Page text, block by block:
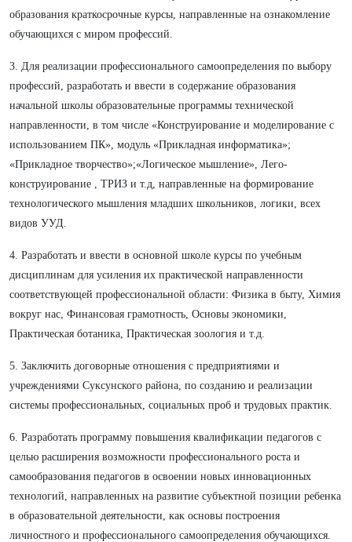
образования краткосрочные курсы, направленные на ознакомление
обучающихся с миром профессий.
3. Для реализации профессионального самоопределения по выбору
профессий, разработать и ввести в содержание образования
начальной школы образовательные программы технической
направленности, в том числе «Конструирование и моделирование с
использованием ПК», модуль «Прикладная информатика»;
«Прикладное творчество»;«Логическое мышление», Лего-
конструирование , ТРИЗ и т.д, направленные на формирование
технологического мышления младших школьников, логики, всех
видов УУД.
4. Разработать и ввести в основной школе курсы по учебным
дисциплинам для усиления их практической направленности
соответствующей профессиональной области: Физика в быту, Химия
вокруг нас, Финансовая грамотность, Основы экономики,
Практическая ботаника, Практическая зоология и т.д.
5. Заключить договорные отношения с предприятиями и
учреждениями Суксунского района, по созданию и реализации
системы профессиональных, социальных проб и трудовых практик.
6. Разработать программу повышения квалификации педагогов с
целью расширения возможности профессионального роста и
самообразования педагогов в освоении новых инновационных
технологий, направленных на развитие субъектной позиции ребенка
в образовательной деятельности, как основы построения
личностного и профессионального самоопределения обучающихся.